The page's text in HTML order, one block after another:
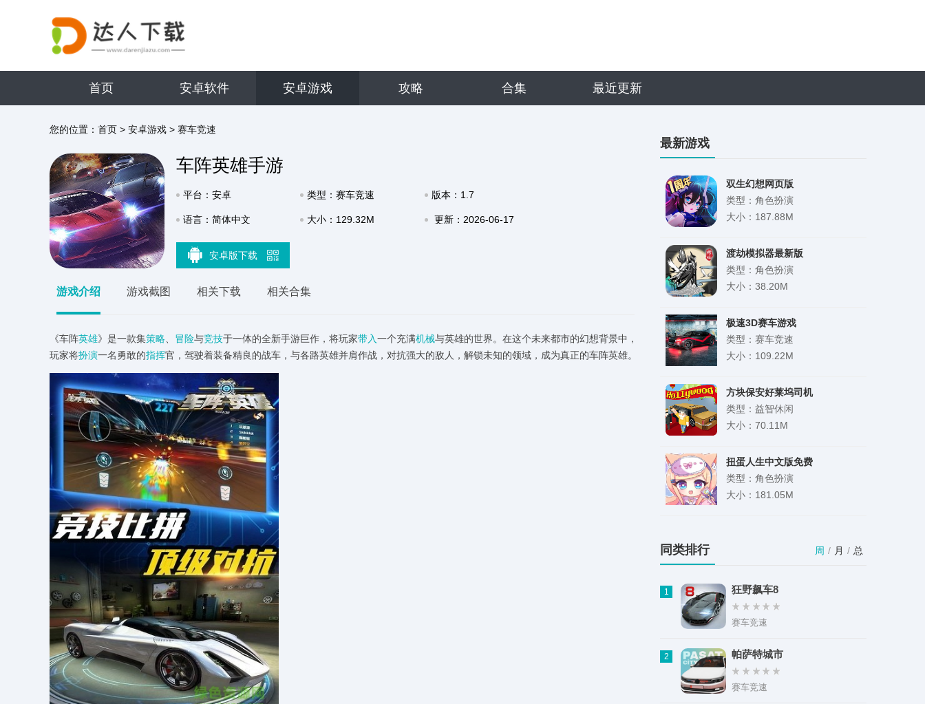
首页 安卓软件 安卓游戏 攻略 合集 最近更新
您的位置： 首页 > 安卓游戏 > 赛车竞速
车阵英雄手游
平台：安卓 类型：赛车竞速 版本：1.7
语言：简体中文 大小：129.32M 更新：2026-06-17
安卓版下载
游戏介绍 游戏截图 相关下载 相关合集
《车阵英雄》是一款集策略 冒险与竞技于一体的全新手游巨作，将玩家带入一个充满机械与英雄的世界。在这个未来都市的幻想背景中，
玩家将扮演一名勇敢的指挥官，驾驶着装备精良的战车，与各路英雄并肩作战，对抗强大的敌人，解锁未知的领域，成为真正的车阵英雄。
最新游戏
双生幻想网页版
类型：角色扮演
大小：187.88M
渡劫模拟器最新版
类型：角色扮演
大小：38.20M
极速3D赛车游戏
类型：赛车竞速
大小：109.22M
方块保安好莱坞司机
类型：益智休闲
大小：70.11M
扭蛋人生中文版免费
类型：角色扮演
大小：181.05M
2026酷酷跑app
类型：其它游戏
周 / 月 / 总
同类排行
1 狂野飙车8
赛车竞速
2 帕萨特城市
赛车竞速